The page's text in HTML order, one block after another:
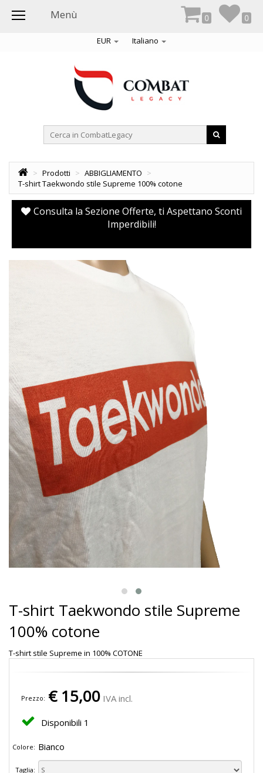
EUR Italiano
0 0
Menù
> Prodotti > ABBIGLIAMENTO >
T-shirt Taekwondo stile Supreme 100% cotone
Consulta la Sezione Offerte, ti Aspettano Sconti
Imperdibili!
T-shirt Taekwondo stile Supreme
100% cotone
T-shirt stile Supreme in 100% COTONE
Prezzo: €15,00 IVA incl.
Disponibili 1
Colore: Bianco
Taglia: